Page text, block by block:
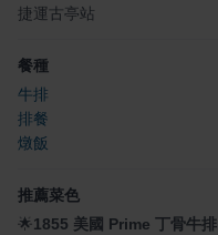
捷運古亭站
餐種
牛排
排餐
燉飯
推薦菜色
🌟1855 美國 Prime 丁骨牛排